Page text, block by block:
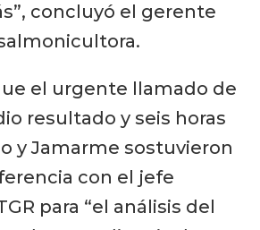
concluyó el gerente
el urgente llamado de
resultado y seis horas
y Jamarme sostuvieron
con el jefe
para “el análisis del